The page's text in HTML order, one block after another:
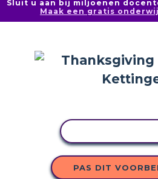
Sluit u aan bij miljoenen
Maak een gratis
PAS DIT